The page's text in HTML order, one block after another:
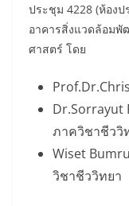
ประชุม 4228 (ห้อง
อาคารสิ่งแวดล้อม
ศาสตร์ โดย
Dr.Sorrayut
ภาควิชาชีววิ
Wiset
วิชาชีววิทยา